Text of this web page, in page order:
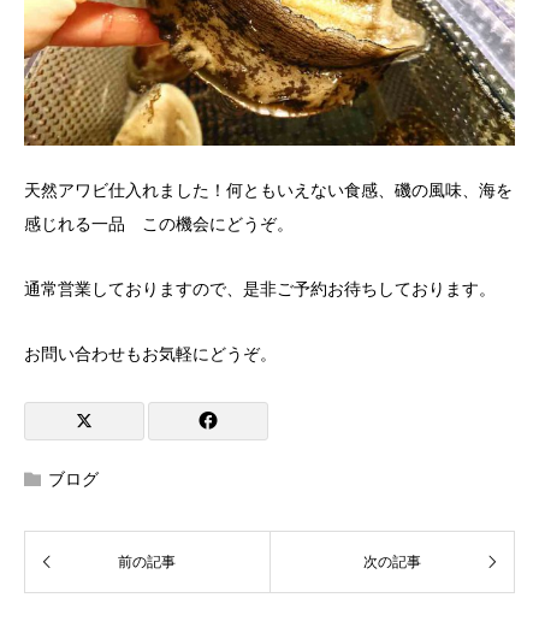
天然アワビ仕入れました！何ともいえない食感、磯の風味、海を
感じれる一品 この機会にどうぞ。
通常営業しておりますので、是非ご予約お待ちしております。
お問い合わせもお気軽にどうぞ。
ブログ